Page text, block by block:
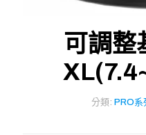
可調整
分類: PRO系